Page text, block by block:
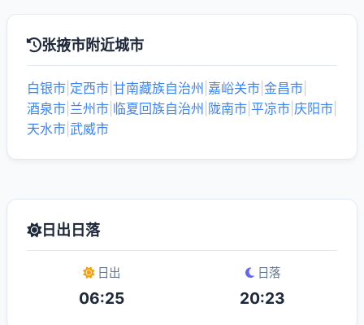
张掖市附近城市
白银市 定西市 甘南藏族自治州 嘉峪关市 金昌市
酒泉市 兰州市 临夏回族自治州 陇南市 平凉市 庆阳市
天水市 武威市
日出日落
日出
06:25
日落
20:23